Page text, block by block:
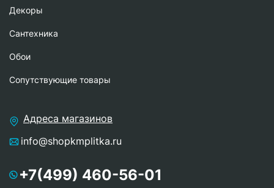
Декоры
Сантехника
Обои
Сопутствующие товары
Адреса магазинов
info@shopkmplitka.ru
+7(499) 460-56-01